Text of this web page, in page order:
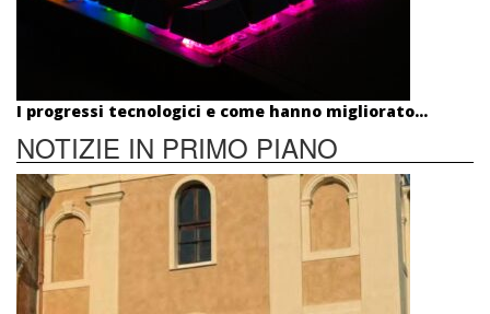
I progressi tecnologici e come hanno migliorato...
NOTIZIE IN PRIMO PIANO